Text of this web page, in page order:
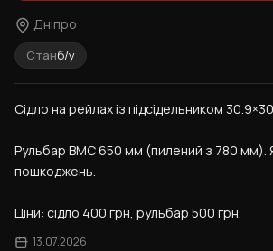
Дніпро
Станб/у
Сідло на рейлах із підсідельником
Рульбар BMC 650 мм (пилений з 780 мм).
пошкоджень.
Ціни: сідло 400 грн, рульбар 500 грн.
13.07.2026